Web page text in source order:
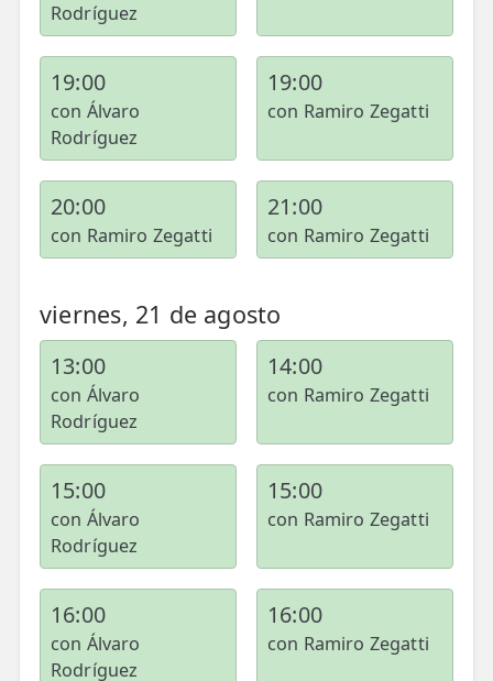
Rodríguez
19:00
con Álvaro
Rodríguez
19:00
con Ramiro Zegatti
20:00
con Ramiro Zegatti
21:00
con Ramiro Zegatti
viernes, 21 de agosto
13:00
con Álvaro
Rodríguez
14:00
con Ramiro Zegatti
15:00
con Álvaro
Rodríguez
15:00
con Ramiro Zegatti
16:00
con Álvaro
Rodríguez
16:00
con Ramiro Zegatti